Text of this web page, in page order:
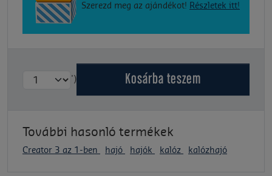
Szerezd meg az ajándékot! Részletek itt!
') Kosárba teszem
További hasonló termékek
Creator 3 az 1-ben hajó hajók kalóz kalózhajó